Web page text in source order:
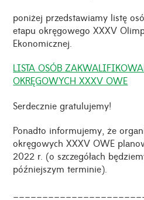
poniżej przedstawiamy listę
etapu okręgowego XXXV
Ekonomicznej.
LISTA OSÓB
OKRĘGOWYCH XXXV OWE
Serdecznie gratulujemy!
Ponadto informujemy, że
okręgowych XXXV OWE
2022 r. (o szczegółach
późniejszym terminie).